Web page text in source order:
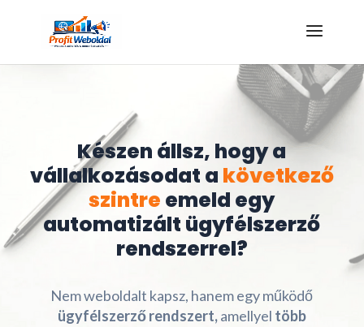
Készen állsz, hogy a
vállalkozásodat a következő
szintre emeld egy
automatizált ügyfélszerző
rendszerrel?
Nem weboldalt kapsz, hanem egy működő
ügyfélszerző rendszert,amellyel több